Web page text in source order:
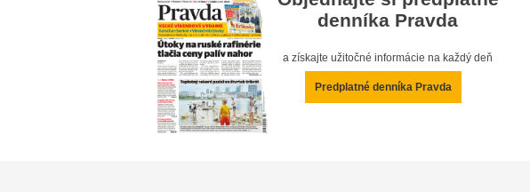
denníka Pravda
a získajte užitočné informácie na každý deň
Predplatné denníka Pravda